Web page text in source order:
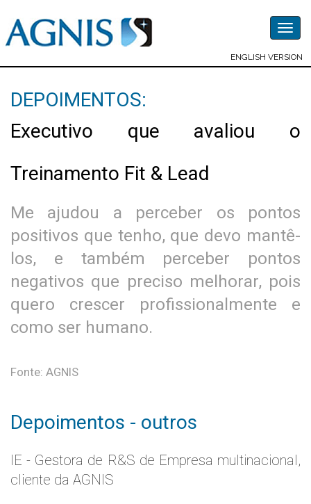
ENGLISH VERSION
DEPOIMENTOS:
Executivo que avaliou o
Treinamento Fit & Lead
Me ajudou a perceber os pontos
positivos que tenho, que devo mantê-
los, e também perceber pontos
negativos que preciso melhorar, pois
quero crescer profissionalmente e
como ser humano.
Fonte: AGNIS
Depoimentos - outros
IE - Gestora de R&S de Empresa multinacional,
cliente da AGNIS